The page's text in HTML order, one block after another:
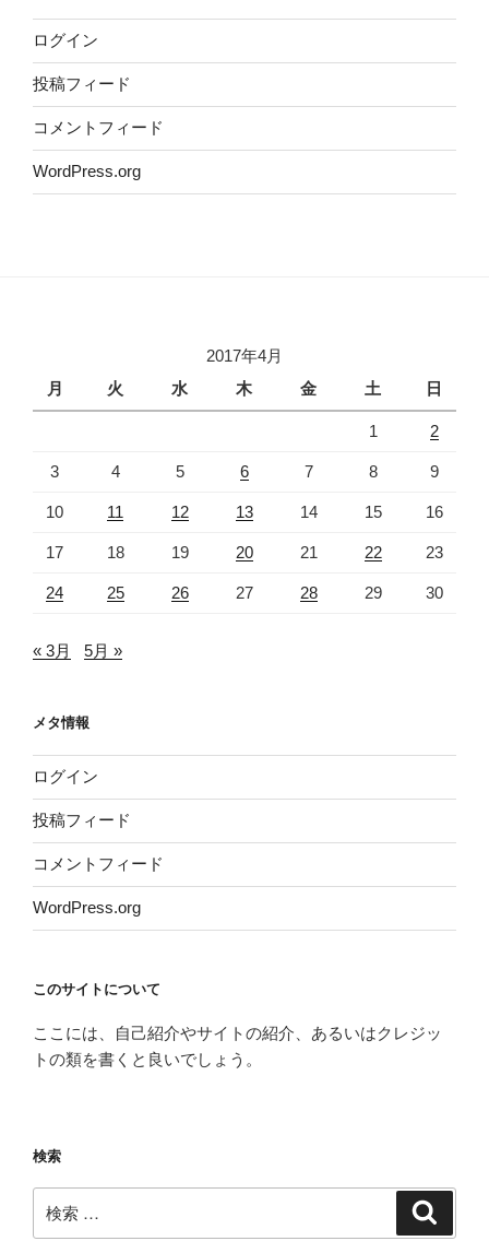
ログイン
投稿フィード
コメントフィード
WordPress.org
2017年4月
月
火 水 木 金 土 日
1 2
3 4 5 6 7 8 9
10 11 12 13 14 15 16
17 18 19 20 21 22 23
24 25 26 27 28 29 30
« 3月 5月 »
メタ情報
ログイン
投稿フィード
コメントフィード
WordPress.org
このサイトについて
ここには、自己紹介やサイトの紹介、あるいはクレジッ
トの類を書くと良いでしょう。
検索
索: